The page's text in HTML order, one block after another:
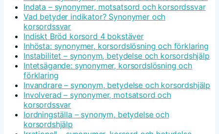
Indata – synonymer, motsatsord och korsordssvar
Vad betyder indikator? Synonymer och
korsordssvar
Indiskt Bröd korsord 4 bokstäver
Inhösta: synonymer, korsordslösning och förklaring
Instabilitet – synonym, betydelse och korsordshjälp
Intetsägande: synonymer, korsordslösning och
förklaring
Invandrare – synonym, betydelse och korsordshjälp
Involverad – synonymer, motsatsord och
korsordssvar
Iordningställa – synonym, betydelse och
korsordshjälp